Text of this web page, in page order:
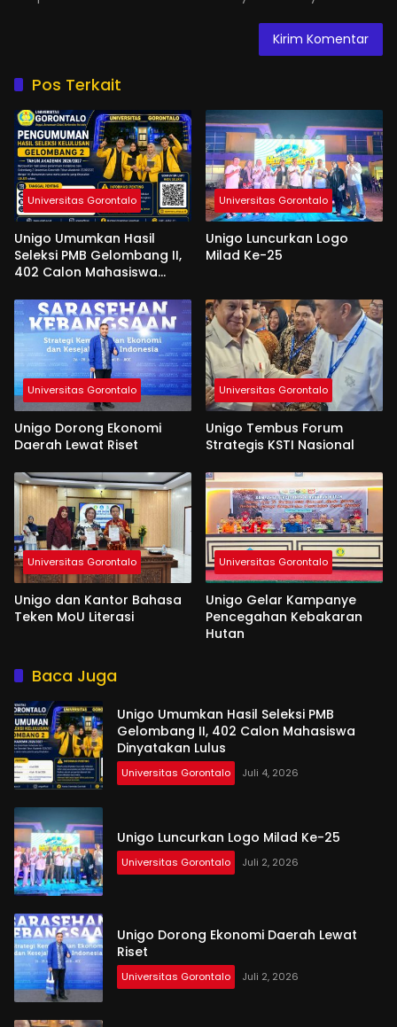
Pos Terkait
Universitas Gorontalo
Unigo Umumkan Hasil
Seleksi PMB Gelombang II,
402 Calon Mahasiswa
Universitas Gorontalo
Unigo Luncurkan Logo
Milad Ke-25
Universitas Gorontalo
Unigo Dorong Ekonomi
Daerah Lewat Riset
Universitas Gorontalo
Unigo Tembus Forum
Strategis KSTI Nasional
Universitas Gorontalo
Unigo dan Kantor Bahasa
Teken MoU Literasi
Universitas Gorontalo
Unigo Gelar Kampanye
Pencegahan Kebakaran
Hutan
Baca Juga
Unigo Umumkan Hasil Seleksi PMB
Gelombang II, 402 Calon Mahasiswa
Dinyatakan Lulus
Universitas Gorontalo Juli 4, 2026
Unigo Luncurkan Logo Milad Ke-25
Universitas Gorontalo Juli 2, 2026
Unigo Dorong Ekonomi Daerah Lewat
Riset
Universitas Gorontalo Juli 2, 2026